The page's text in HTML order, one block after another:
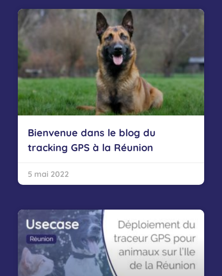
Bienvenue dans le blog du
tracking GPS à la Réunion
5 mai 2022